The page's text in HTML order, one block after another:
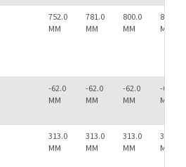
752.0
MM
781.0
MM
800.0
MM
835.1
MM
-62.0
MM
-62.0
MM
-62.0
MM
-62.0
MM
313.0
MM
313.0
MM
313.0
MM
313.0
MM